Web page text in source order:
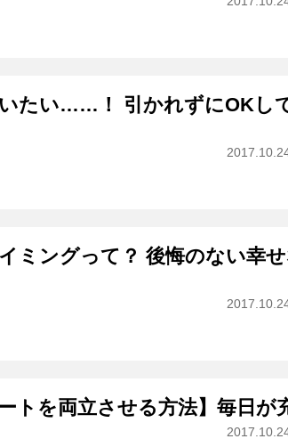
たい……！ 引かれずにOKし
ミングって？ 後悔のない幸
トを両立させる方法】毎日が